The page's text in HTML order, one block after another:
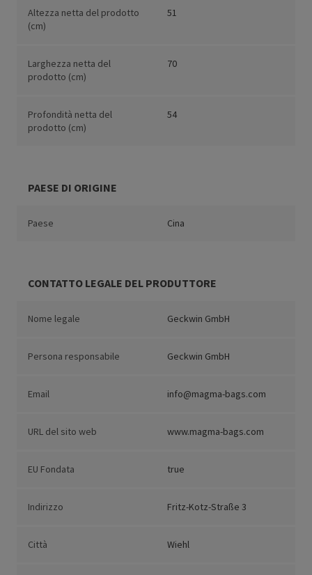
Altezza netta del prodotto
(cm)
51
Larghezza netta del
prodotto (cm)
70
Profondità netta del
prodotto (cm)
54
PAESE DI ORIGINE
Paese Cina
CONTATTO LEGALE DEL PRODUTTORE
Nome legale Geckwin GmbH
Persona responsabile Geckwin GmbH
Email info@magma-bags.com
URL del sito web www.magma-bags.com
EU Fondata true
Indirizzo Fritz-Kotz-Straße 3
Città Wiehl